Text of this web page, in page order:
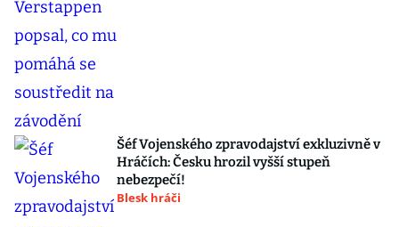
Šéf Vojenského zpravodajství exkluzivně v
Hráčích: Česku hrozil vyšší stupeň
nebezpečí!
Blesk hráči